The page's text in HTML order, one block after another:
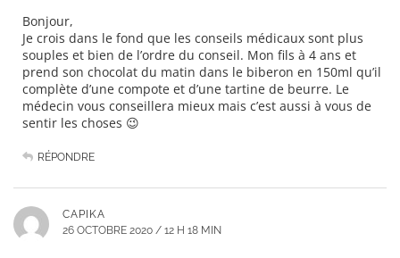
Bonjour,
Je crois dans le fond que les conseils médicaux sont plus
souples et bien de l’ordre du conseil. Mon fils à 4 ans et
prend son chocolat du matin dans le biberon en 150ml qu’il
complète d’une compote et d’une tartine de beurre. Le
médecin vous conseillera mieux mais c’est aussi à vous de
sentir les choses 😉
RÉPONDRE
CAPIKA
26 OCTOBRE 2020 / 12 H 18 MIN